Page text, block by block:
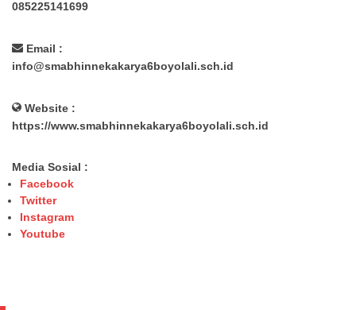
085225141699
Email :
info@smabhinnekakarya6boyolali.sch.id
Website :
https://www.smabhinnekakarya6boyolali.sch.id
Media Sosial :
Facebook
Twitter
Instagram
Youtube